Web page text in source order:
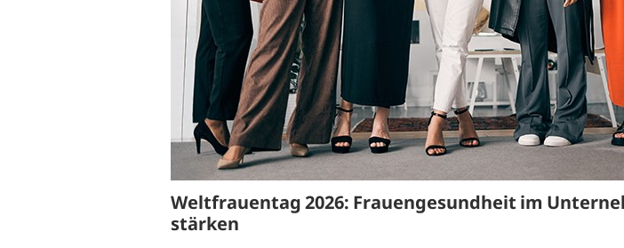
Beratung und Coaching
Seminare und
Workshops
Weltfrauentag 2026: Frauengesundheit im
stärken